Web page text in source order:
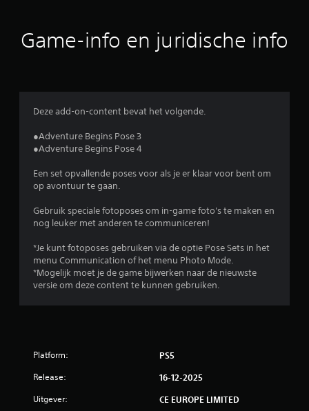
e
i
e
Game-info en juridische info
Deze add-on-content bevat het volgende.
●Adventure Begins Pose 3
●Adventure Begins Pose 4
Een set opvallende poses voor als je er klaar voor bent om
op avontuur te gaan.
Gebruik speciale fotoposes om in-game foto's te maken en
nog leuker met anderen te communiceren!
*Je kunt fotoposes gebruiken via de optie Pose Sets in het
menu Communication of het menu Photo Mode.
*Mogelijk moet je de game bijwerken naar de nieuwste
versie om deze content te kunnen gebruiken.
Platform: PS5
Release: 16-12-2025
Uitgever: CE EUROPE LIMITED